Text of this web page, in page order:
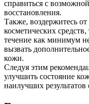
справиться с
восстановления.
Также, воздержитесь
косметических
течение как минимум
вызвать
кожи.
Следуя этим
улучшить состояние
наилучших